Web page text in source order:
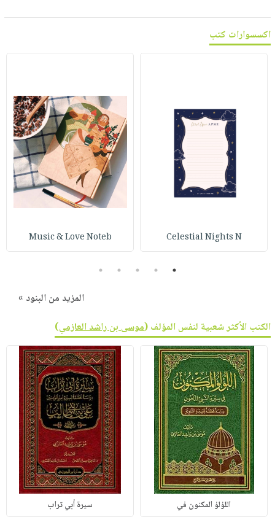
اكسسوارات كتب
Celestial Nights N
Music & Love Noteb
1
2
3
4
5
المزيد من البنود »
الكتب الأكثر شعبية لنفس المؤلف (موسى بن راشد العازمي)
اللؤلؤ المكنون في سيرة أبي تراب